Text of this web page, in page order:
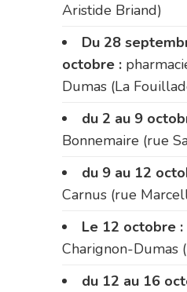
Aristide Briand)
Du 28
octobre :
Dumas (La
du 2 au 9
Bonnemaire (rue
du 9 au 12
Carnus (rue
Le 12 octobre :
Charignon-Dumas
du 12 au 16